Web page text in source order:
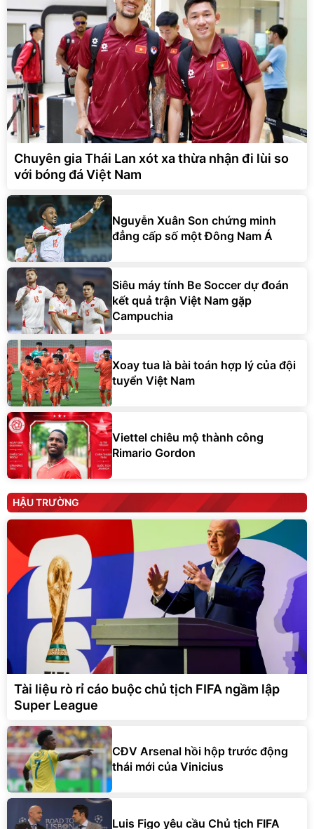
Chuyên gia Thái Lan xót xa thừa nhận đi lùi so
với bóng đá Việt Nam
Nguyễn Xuân Son chứng minh
đẳng cấp số một Đông Nam Á
Siêu máy tính Be Soccer dự đoán
kết quả trận Việt Nam gặp
Campuchia
Xoay tua là bài toán hợp lý của đội
tuyển Việt Nam
Viettel chiêu mộ thành công
Rimario Gordon
HẬU TRƯỜNG
Tài liệu rò rỉ cáo buộc chủ tịch FIFA ngầm lập
Super League
CĐV Arsenal hồi hộp trước động
thái mới của Vinicius
Luis Figo yêu cầu Chủ tịch FIFA